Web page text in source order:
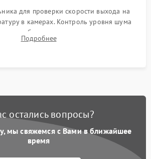
для проверки скорости выхода на
в камерах. Контроль уровня шума
обмерзания стенок и корректного
системы автоматической оттайки.
Подробнее
остались вопросы?
мы свяжемся с Вами в ближайшее
время